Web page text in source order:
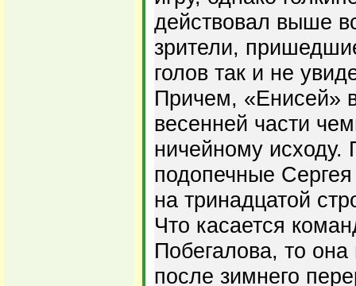
действовал выше
зрители,
голов так и не
Причем, «Енисей»
весенней части
ничейному исходу.
подопечные
на тринадцатой
Что касается
Побегалова, то
после зимнего